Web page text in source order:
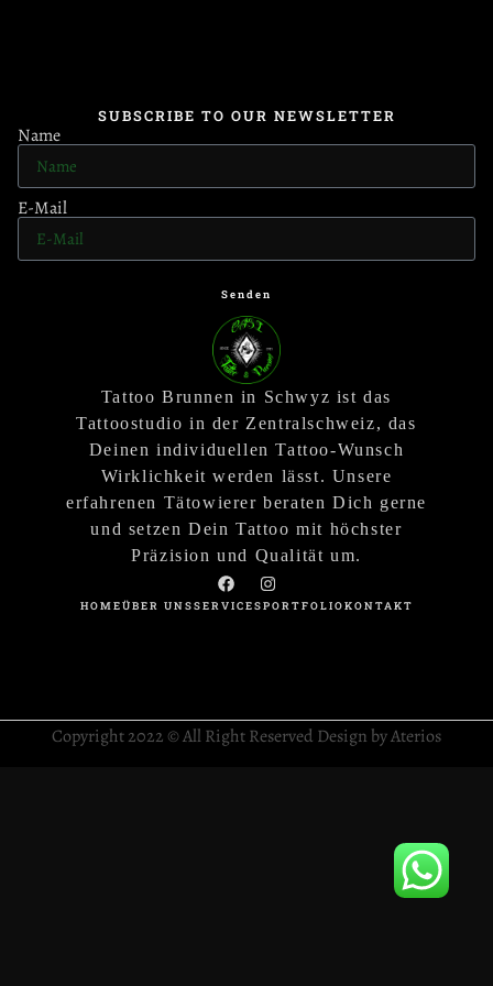
SUBSCRIBE TO OUR NEWSLETTER
Name
E-Mail
Senden
Tattoo Brunnen in Schwyz ist das
Tattoostudio in der Zentralschweiz, das
Deinen individuellen Tattoo-Wunsch
Wirklichkeit werden lässt. Unsere
erfahrenen Tätowierer beraten Dich gerne
und setzen Dein Tattoo mit höchster
Präzision und Qualität um.
HOMEÜBER UNSSERVICESPORTFOLIOKONTAKT
Copyright 2022 © All Right Reserved Design by Aterios